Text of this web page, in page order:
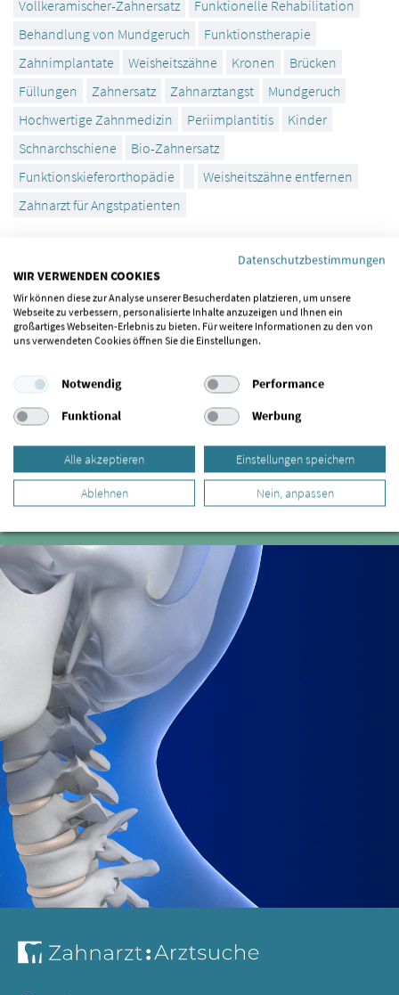
Vollkeramischer-Zahnersatz
Funktionelle Rehabilitation
Behandlung von Mundgeruch
Funktionstherapie
Zahnimplantate
Weisheitszähne Kronen
Brücken
Füllungen
Zahnersatz Zahnarztangst
Mundgeruch
Hochwertige Zahnmedizin
Periimplantitis
Kinder
Schnarchschiene
Bio-Zahnersatz
Funktionskieferorthopädie
Weisheitszähne entfernen
Zahnarzt für Angstpatienten
Schnelle Empfehlung abgeben?
Hinweise / Richtlinien für Arztempfehlungen
Arzt empfehlen
Datenschutzbestimmungen
WIR VERWENDEN COOKIES
Wir können diese zur Analyse unserer Besucherdaten platzieren, um unsere
Webseite zu verbessern, personalisierte Inhalte anzuzeigen und Ihnen ein
großartiges Webseiten-Erlebnis zu bieten. Für weitere Informationen zu den von
uns verwendeten Cookies öffnen Sie die Einstellungen.
Notwendig
Performance
Funktional
Werbung
Alle akzeptieren Einstellungen speichern
Ablehnen Nein, anpassen